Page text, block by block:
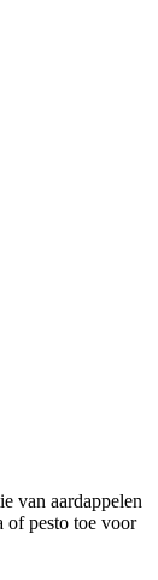
van aardappelen
of pesto toe voor